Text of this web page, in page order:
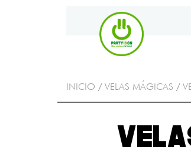
INICIO / VELAS MÁGICAS /